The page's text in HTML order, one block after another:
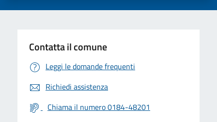
Contatta il comune
Leggi le domande frequenti
Richiedi assistenza
Chiama il numero 0184-48201